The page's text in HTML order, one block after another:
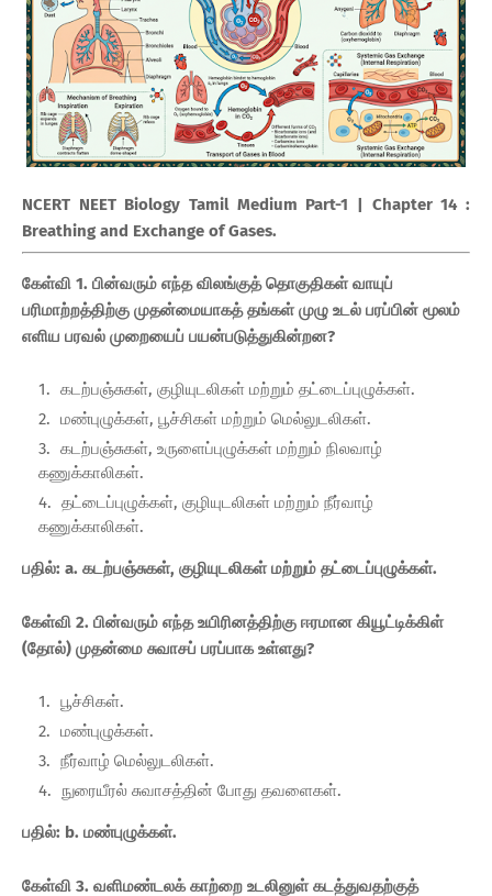
NCERT NEET Biology Tamil Medium Part-1 | Chapter 14 :
Breathing and Exchange of Gases.
கேள்வி 1. பின்வரும் எந்த விலங்குத் தொகுதிகள் வாயுப்
பரிமாற்றத்திற்கு முதன்மையாகத் தங்கள் முழு உடல் பரப்பின் மூலம்
எளிய பரவல் முறையைப் பயன்படுத்துகின்றன?
கடற்பஞ்சுகள், குழியுடலிகள் மற்றும் தட்டைப்புழுக்கள்.
மண்புழுக்கள், பூச்சிகள் மற்றும் மெல்லுடலிகள்.
கடற்பஞ்சுகள், உருளைப்புழுக்கள் மற்றும் நிலவாழ்
கணுக்காலிகள்.
தட்டைப்புழுக்கள், குழியுடலிகள் மற்றும் நீர்வாழ்
கணுக்காலிகள்.
பதில்: a. கடற்பஞ்சுகள், குழியுடலிகள் மற்றும் தட்டைப்புழுக்கள்.
கேள்வி 2. பின்வரும் எந்த உயிரினத்திற்கு ஈரமான கியூட்டிக்கிள்
(தோல்) முதன்மை சுவாசப் பரப்பாக உள்ளது?
பூச்சிகள்.
மண்புழுக்கள்.
நீர்வாழ் மெல்லுடலிகள்.
நுரையீரல் சுவாசத்தின் போது தவளைகள்.
பதில்: b. மண்புழுக்கள்.
கேள்வி 3. வளிமண்டலக் காற்றை உடலினுள் கடத்துவதற்குத்